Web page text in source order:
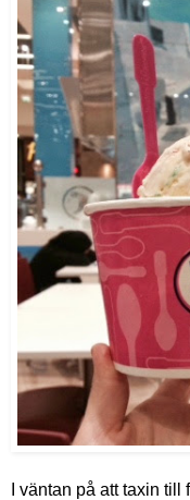
I väntan på att taxin